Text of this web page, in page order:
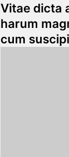
Vitae dicta
harum
cum